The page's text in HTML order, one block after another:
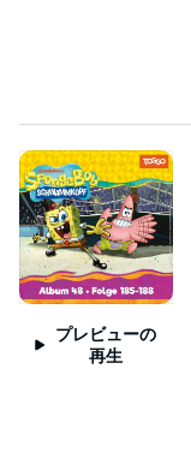
プレビューの
再生